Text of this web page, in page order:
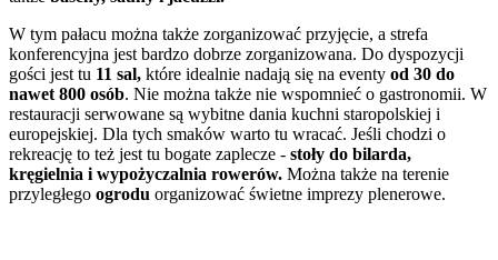
W tym pałacu można także zorganizować przyjęcie, a strefa
konferencyjna jest bardzo dobrze zorganizowana. Do dyspozycji
gości jest tu 11 sal, które idealnie nadają się na eventy od 30 do
nawet 800 osób. Nie można także nie wspomnieć o gastronomii. W
restauracji serwowane są wybitne dania kuchni staropolskiej i
europejskiej. Dla tych smaków warto tu wracać. Jeśli chodzi o
rekreację to też jest tu bogate zaplecze - stoły do bilarda,
kręgielnia i wypożyczalnia rowerów. Można także na terenie
przyległego ogrodu organizować świetne imprezy plenerowe.